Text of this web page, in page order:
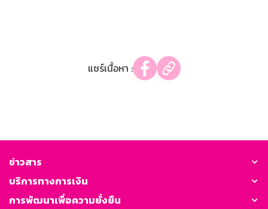
แชร์เนื้อหา :
ข่าวสาร
บริการทางการเงิน
การพัฒนาเพื่อความยั่งยืน